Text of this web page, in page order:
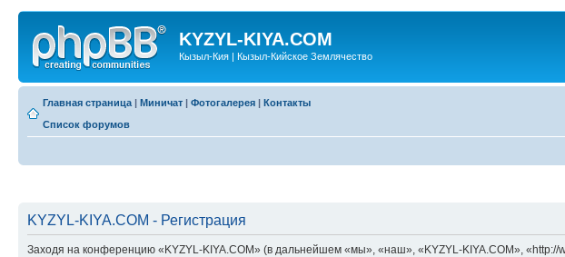
KYZYL-KIYA.COM
Кызыл-Кия | Кызыл-Кийское Землячество
Главная страница | Миничат | Фотогалерея | Контакты
Список форумов
KYZYL-KIYA.COM - Регистрация
Заходя на конференцию «KYZYL-KIYA.COM» (в дальнейшем «мы», «наш», «KYZYL-KIYA.COM»,